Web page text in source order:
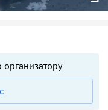
организатору